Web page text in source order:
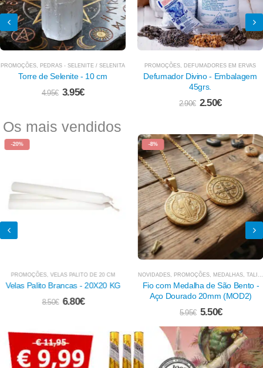
PROMOÇÕES, PEDRAS - SELENITE / SELENITA
Torre de Selenite - 10 cm
4.95€ 3.95€
PROMOÇÕES, DEFUMADORES EM ERVAS
Defumador Divino - Embalagem
45grs.
2.90€ 2.50€
Os mais vendidos
DEFUMADORES EM ERVAS ,ERVAS E PLANTAS INCENSOS SAGRADOS,PAU SANTO, PALO
-20%
PROMOÇÕES, VELAS PALITO DE 20 CM
Velas Palito Brancas - 20X20 KG
8.50€ 6.80€
-8%
NOVIDADES, PROMOÇÕES, MEDALHAS, TALISMÃS E AMULETOS
Fio com Medalha de São Bento -
Aço Dourado 20mm (MOD2)
5.95€ 5.50€